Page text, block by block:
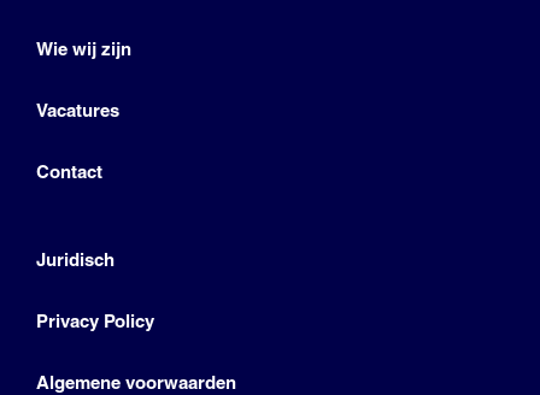
Wie wij zijn
Vacatures
Contact
Juridisch
Privacy Policy
Algemene voorwaarden